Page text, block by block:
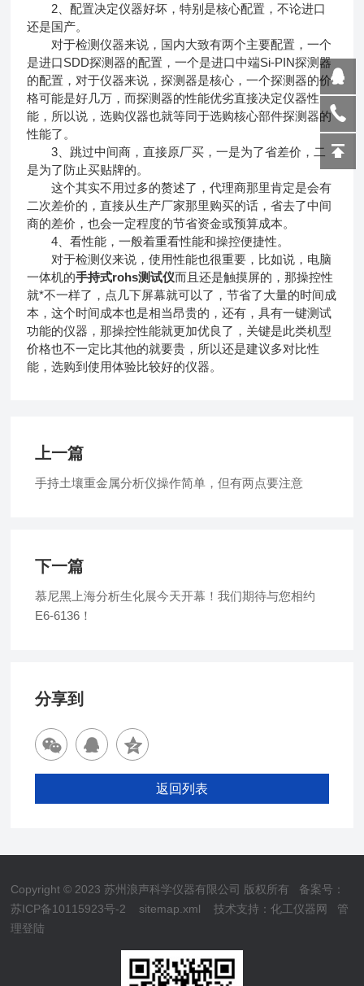
2、配置决定仪器好坏，特别是核心配置，不论进口
还是国产。
对于检测仪器来说，国内大致有两个主要配置，一个
是进口SDD探测器的配置，一个是进口中端Si-PIN探测器
的配置，对于仪器来说，探测器是核心，一个探测器的价
格可能是好几万，而探测器的性能优劣直接决定仪器性
能，所以说，选购仪器也就等同于选购核心部件探测器的
性能了。
3、跳过中间商，直接原厂买，一是为了省差价，二
是为了防止买贴牌的。
这个其实不用过多的赘述了，代理商那里肯定是会有
二次差价的，直接从生产厂家那里购买的话，省去了中间
商的差价，也会一定程度的节省资金或预算成本。
4、看性能，一般着重看性能和操控便捷性。
对于检测仪来说，使用性能也很重要，比如说，电脑
一体机的手持式rohs测试仪而且还是触摸屏的，那操控性
就*不一样了，点几下屏幕就可以了，节省了大量的时间成
本，这个时间成本也是相当昂贵的，还有，具有一键测试
功能的仪器，那操控性能就更加优良了，关键是此类机型
价格也不一定比其他的就要贵，所以还是建议多对比性
能，选购到使用体验比较好的仪器。
上一篇
手持土壤重金属分析仪操作简单，但有两点要注意
下一篇
慕尼黑上海分析生化展今天开幕！我们期待与您相约
E6-6136！
分享到
返回列表
Copyright © 2023 苏州浪声科学仪器有限公司 版权所有 备案号：
苏ICP备10115923号-2
sitemap.xml 技术支持：化工仪器网
管
理登陆